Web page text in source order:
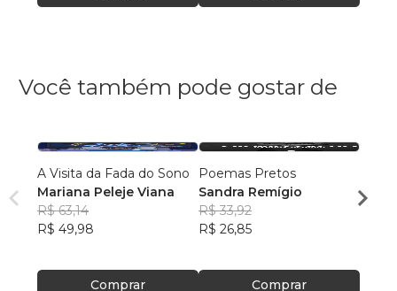
Você também pode gostar de
A Visita da Fada do Sono
Mariana Peleje Viana
R$ 63,14
R$ 49,98
Comprar
Poemas Pretos
Sandra Remígio
R$ 33,92
R$ 26,85
Comprar
Onde